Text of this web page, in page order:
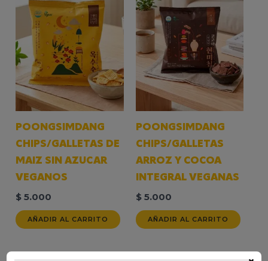
POONGSIMDANG
CHIPS/GALLETAS DE
MAIZ SIN AZUCAR
VEGANOS
$ 5.000
AÑADIR AL CARRITO
POONGSIMDANG
CHIPS/GALLETAS
ARROZ Y COCOA
INTEGRAL VEGANAS
$5.000
AÑADIR AL CARRITO